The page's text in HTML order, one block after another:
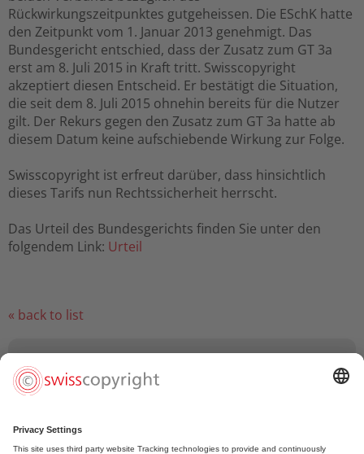
Rückwirkungszeitpunktes gutgeheissen. Die ESchK hatte
den Zeitpunkt vom 1. Januar 2013 genehmigt. Das
Bundesgericht entschied, dass der Zusatz zum GT 3a
erst am 8. Juli 2015 in Kraft tritt. Swisscopyright
akzeptiert diesen Entscheid. Er bestätigt die Situation,
die seit dem 8. Juli 2015 ohnehin bereits für die Nutzer
gilt. Der Rekurs gegen den Zusatz zum GT 3a hatte ab
diesem Datum keine aufschiebende Wirkung zur Folge.
Swisscopyright ist erfreut darüber, dass hinsichtlich
dieses Tarifs nun Rechtssicherheit herrscht.
Das Urteil des Bundesgerichts finden Sie unter den
folgendem Link: Urteil
« back to list
Caroline Chevin (singer / speaker)